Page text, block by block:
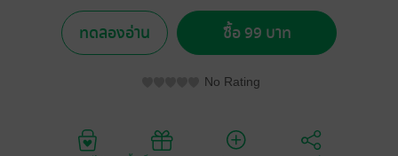
ทดลองอ่าน ซื้อ 99 บาท
No Rating